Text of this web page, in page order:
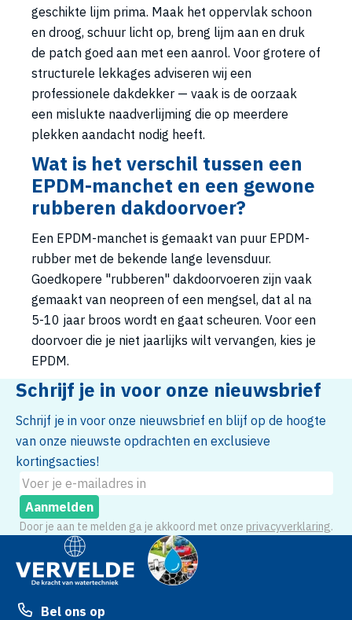
geschikte lijm prima. Maak het oppervlak schoon
en droog, schuur licht op, breng lijm aan en druk
de patch goed aan met een aanrol. Voor grotere of
structurele lekkages adviseren wij een
professionele dakdekker — vaak is de oorzaak
een mislukte naadverlijming die op meerdere
plekken aandacht nodig heeft.
Wat is het verschil tussen een
EPDM-manchet en een gewone
rubberen dakdoorvoer?
Een EPDM-manchet is gemaakt van puur EPDM-
rubber met de bekende lange levensduur.
Goedkopere "rubberen" dakdoorvoeren zijn vaak
gemaakt van neopreen of een mengsel, dat al na
5-10 jaar broos wordt en gaat scheuren. Voor een
doorvoer die je niet jaarlijks wilt vervangen, kies je
EPDM.
Schrijf je in voor onze nieuwsbrief
Schrijf je in voor onze nieuwsbrief en blijf op de hoogte
van onze nieuwste opdrachten en exclusieve
kortingsacties!
Aanmelden
Door je aan te melden ga je akkoord met onze privacyverklaring.
Bel ons op